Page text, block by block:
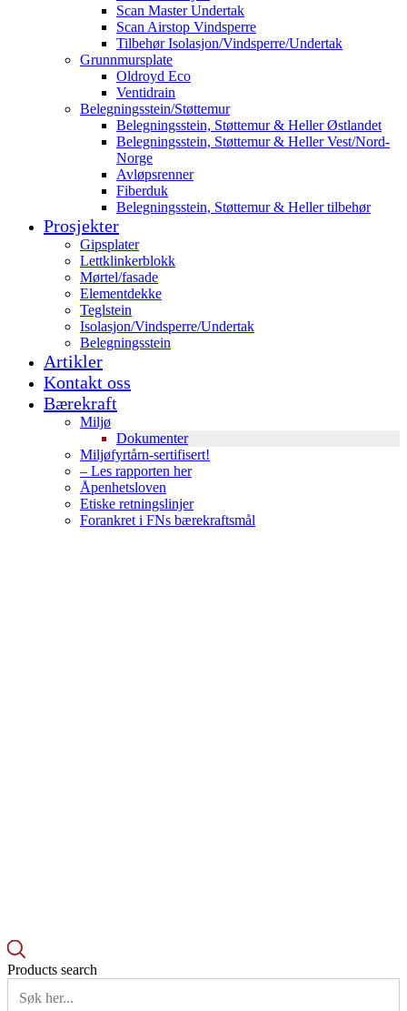
Scan Master Undertak
Scan Airstop Vindsperre
Tilbehør Isolasjon/Vindsperre/Undertak
Grunnmursplate
Oldroyd Eco
Ventidrain
Belegningsstein/Støttemur
Belegningsstein, Støttemur & Heller Østlandet
Belegningsstein, Støttemur & Heller Vest/Nord-
Norge
Avløpsrenner
Fiberduk
Belegningsstein, Støttemur & Heller tilbehør
Prosjekter
Gipsplater
Lettklinkerblokk
Mørtel/fasade
Elementdekke
Teglstein
Isolasjon/Vindsperre/Undertak
Belegningsstein
Artikler
Kontakt oss
Bærekraft
Miljø
Dokumenter
Miljøfyrtårn-sertifisert!
– Les rapporten her
Åpenhetsloven
Etiske retningslinjer
Forankret i FNs bærekraftsmål
Products search